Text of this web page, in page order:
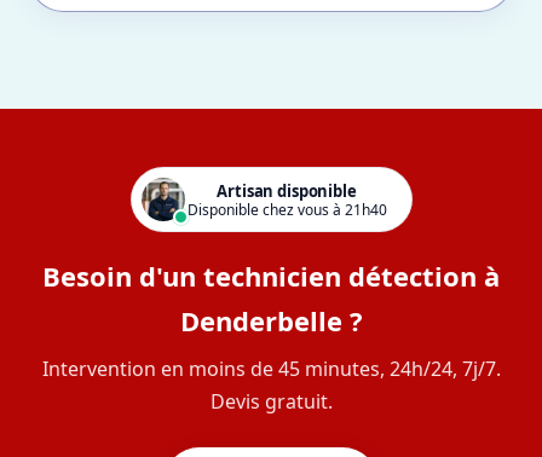
Artisan disponible
Disponible chez vous à 21h40
Besoin d'un technicien détection à
Denderbelle ?
Intervention en moins de 45 minutes, 24h/24, 7j/7.
Devis gratuit.